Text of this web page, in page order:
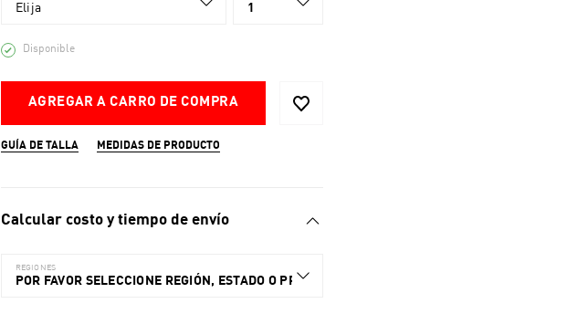
Elija 1
Disponible
AGREGAR A CARRO DE COMPRA
GUÍA DE TALLA MEDIDAS DE PRODUCTO
Calcular costo y tiempo de envío
REGIONES
POR FAVOR SELECCIONE REGIÓN, ESTADO O PROVINCIA.